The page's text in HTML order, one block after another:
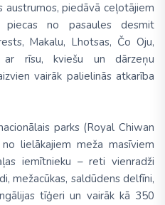
austrumos, piedāvā ceļotājiem
piecas no pasaules desmit
Makalu, Lhotsas, Čo Oju,
ar rīsu, kviešu un dārzeņu
vairāk palielinās atkarība
parks (Royal Chiwan
lielākajiem meža masīviem
iemītnieku – reti vienradži
mežacūkas, saldūdens delfīni,
tīģeri un vairāk kā 350